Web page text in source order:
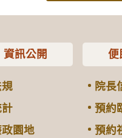
資訊公開
政園地
便
院長
預約
預約